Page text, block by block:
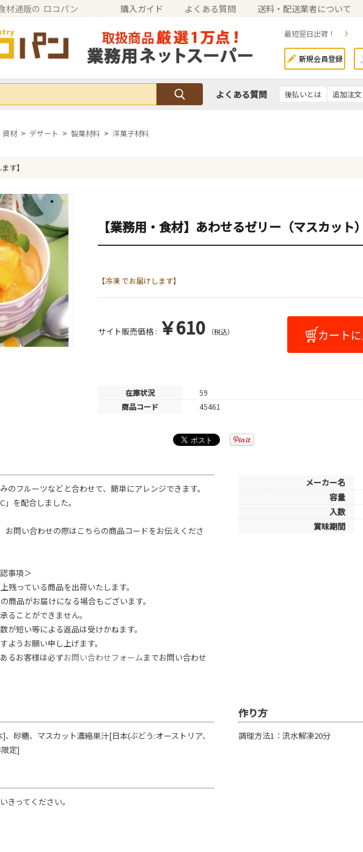
材通販の ロコパン 購入ガイド よくある質問 送料・配送業者について
最短翌日出荷！
新規会員登録
よくある質問 後払いとは 追加注
資材 > デザート > 製菓材料 > 洋菓子材料
す】
【業務用・食材】あわせるゼリー（マスカッ
【冷凍 でお届けします】
サイト販売価格 : ￥610 （税込）
在庫状況
59
商品コード
45461
のフルーツなどと合わせて、簡単にアレンジできます。
」を配合しました。
問い合わせの際はこちらの商品コードをお伝えくださ
事項＞
残っている商品を出荷いたします。
品がお届けになる場合もございます。
ことができません。
短い等による返品は受けかねます。
うお願い申し上げます。
お客様は必ずお問い合わせフォームまでお問い合わせ
メーカー名
容量
入数
賞味期間
砂糖、マスカット濃縮果汁[日本(ぶどう:オーストリア、
定]
作り方
調理方法1：流水解凍20分
きってください。